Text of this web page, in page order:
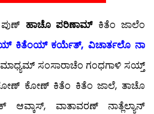
ಹಾಚೊ ಪರಿಣಾಮ್ಕಿತೆಂ ಜಾಲೆಂ
ಕಿತೆಂಯ್ ಕರ್ಯೆತ್, ವಿಚಾರ್ತಲೊ ನಾ
ಸಂಸಾರಾಚೆಂ ಗಂಧಗಾಳಿ ಸಯ್ತ್
ಕೋಣ್ ಕೋಣ್ ಕಿತೆಂ ಕಿತೆಂ ಜಾಲೆ, ತಾಚೊ
ವಾತಾವರಣ್ ನಾತ್ಲೆಲ್ಯಾನ್